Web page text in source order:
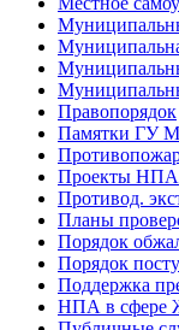
Правопорядок
Памятки ГУ
Проекты НПА
Противод.
Планы
Порядок
Порядок
Поддержка
НПА в сфере